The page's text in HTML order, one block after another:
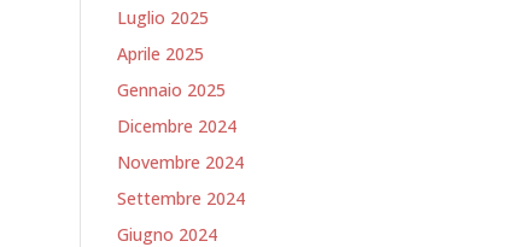
Luglio 2025
Aprile 2025
Gennaio 2025
Dicembre 2024
Novembre 2024
Settembre 2024
Giugno 2024